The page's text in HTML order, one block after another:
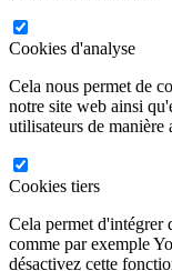
Cookies d'analyse
Cela nous permet de
notre site web ainsi
utilisateurs de manière
Cookies tiers
Cela permet d'intégrer
comme par exemple
désactivez cette